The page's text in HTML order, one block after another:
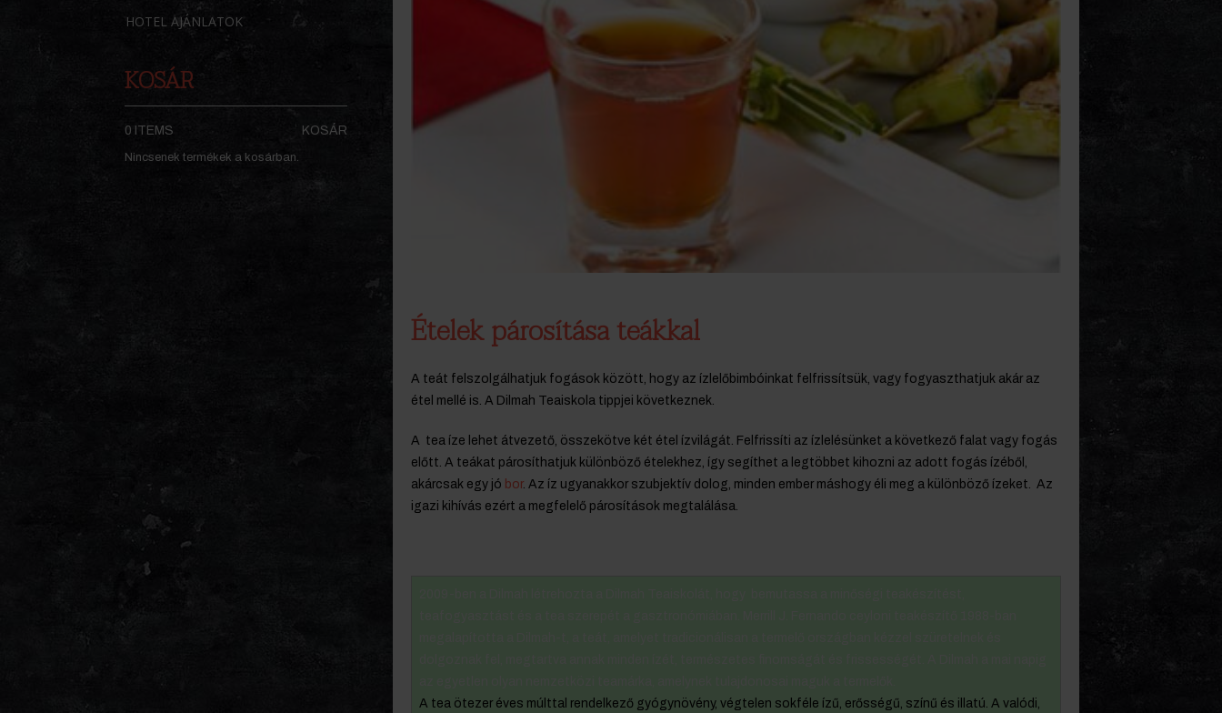
Ételek párosítása teákkal
A teát felszolgálhatjuk fogások között, hogy az ízlelőbimbóinkat felfrissítsük, vagy fogyaszthatjuk akár az
étel mellé is. A Dilmah Teaiskola tippjei következnek.
A tea íze lehet átvezető, összekötve két étel ízvilágát. Felfrissíti az ízlelésünket a következő falat vagy fogás
előtt. A teákat párosíthatjuk különböző ételekhez, így segíthet a legtöbbet kihozni az adott fogás ízéből,
akárcsak egy jó bor. Az íz ugyanakkor szubjektív dolog, minden ember máshogy éli meg a különböző ízeket. Az
igazi kihívás ezért a megfelelő párosítások megtalálása.
A tea ötezer éves múlttal rendelkező gyógynövény, végtelen sokféle ízű, erősségű, színű és illatú. A valódi,
HOTEL AJÁNLATOK
KOSÁR
0 ITEMS KOSÁR
Nincsenek termékek a kosárban.